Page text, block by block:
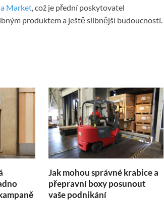
Market , což je přední poskytovatel
produktem a ještě slibnější budoucností.
Jak mohou správné krabice a
přepravní boxy posunout
vaše podnikání